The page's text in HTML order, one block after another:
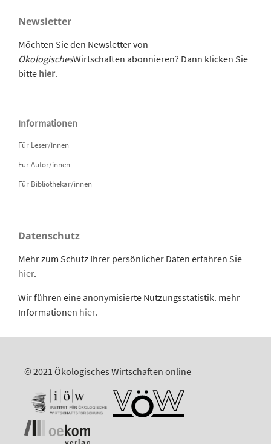
Newsletter
Möchten Sie den Newsletter von
ÖkologischesWirtschaften abonnieren? Dann klicken Sie
bitte hier.
Informationen
Für Leser/innen
Für Autor/innen
Für Bibliothekar/innen
Datenschutz
Mehr zum Schutz Ihrer persönlicher Daten erfahren Sie
hier.
Wir führen eine anonymisierte Nutzungsstatistik. mehr
Informationen hier.
© 2021 Ökologisches Wirtschaften online